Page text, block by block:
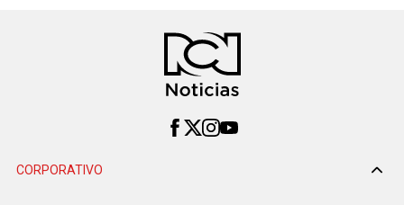
CORPORATIVO